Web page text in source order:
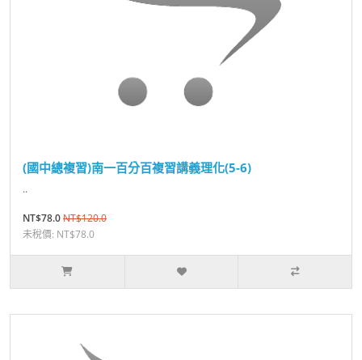
(國中總複習)南一百分百複習講義理化(5-6)
..
NT$78.0NT$120.0
未稅價: NT$78.0